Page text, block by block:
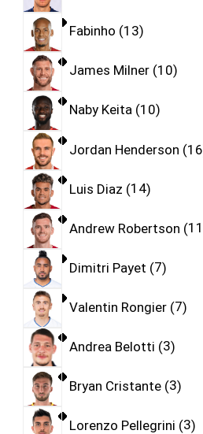
Fabinho 13
James Milner 10
Naby Keita 10
Jordan Henderson 16
Luis Diaz 14
Andrew Robertson 11
Dimitri Payet 7
Valentin Rongier 7
Andrea Belotti 3
Bryan Cristante 3
Lorenzo Pellegrini 3